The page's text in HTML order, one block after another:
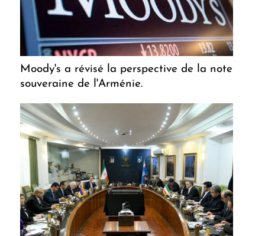
Moody's a révisé la perspective de la note
souveraine de l'Arménie.